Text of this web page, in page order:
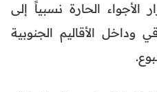
الأجواء الحارة نسبياً إلى
وداخل الأقاليم الجنوبية